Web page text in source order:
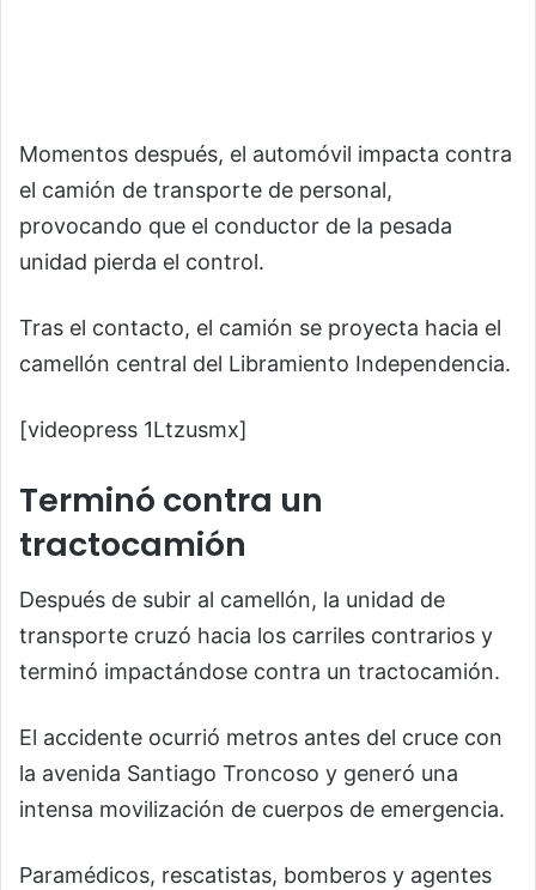
Momentos después, el automóvil impacta contra
el camión de transporte de personal,
provocando que el conductor de la pesada
unidad pierda el control.
Tras el contacto, el camión se proyecta hacia el
camellón central del Libramiento Independencia.
[videopress 1Ltzusmx]
Terminó contra un
tractocamión
Después de subir al camellón, la unidad de
transporte cruzó hacia los carriles contrarios y
terminó impactándose contra un tractocamión.
El accidente ocurrió metros antes del cruce con
la avenida Santiago Troncoso y generó una
intensa movilización de cuerpos de emergencia.
Paramédicos, rescatistas, bomberos y agentes